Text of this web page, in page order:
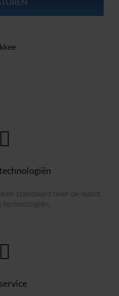
standaard over de laatst
technologiën.